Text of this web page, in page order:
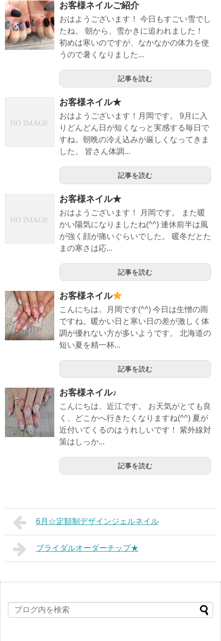
お客様ネイルご紹介
おはようございます！ 今日もすごい雪でし
たね。 朝から、雪かきに追われました！
初めは寒いのですが、なかなかの体力を使
うので暑くなりました...
記事を読む
お客様ネイル★
おはようございます！月岡です。 9月に入
りどんどん日が短くなっと実感する毎日で
すね。朝晩の冷え込みが厳しくなってきま
した。 皆さん体調...
記事を読む
お客様ネイル★
おはようございます！ 月岡です。 また暖
かい陽気になりましたね(^^) 連休前半は風
が強く顔が痛いぐらいでした。 暖冬だとた
まの寒さは応...
記事を読む
お客様ネイル
こんにちは。月岡です(^^) 今日は生憎の雨
ですね。暖かい日と寒い日の差が激しく体
調が優れない方が多いようです。 北海道の
短い夏を精一杯...
記事を読む
お客様ネイル♪
こんにちは、近江です。 お天気がとても良
く、どこかへ行きたくなりますね(^^) 夏が
近付いてくるのはうれしいです！ 紫外線対
策はしっか...
記事を読む
6月☆定額制デザインジェルネイル
ブライダルオーダーチップ★